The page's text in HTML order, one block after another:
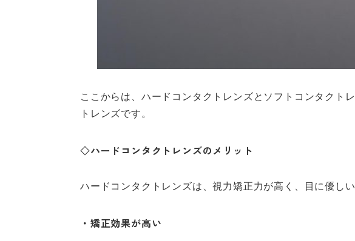
ここからは、ハードコンタクトレンズとソフトコンタクト
トレンズです。
◇ハードコンタクトレンズのメリット
ハードコンタクトレンズは、視力矯正力が高く、目に優し
・矯正効果が高い